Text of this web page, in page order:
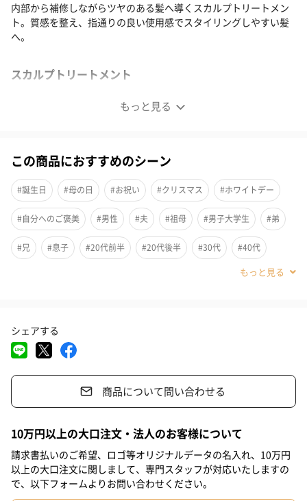
もっと見る
内部から補修しながらツヤのある髪へ導くスカルプトリートメン
ト。質感を整え、指通りの良い使用感でスタイリングしやすい髪
へ。
スカルプトリートメント
サロン品質処方スカルプトリートメント
プロが本気で頭皮と毛髪について考え、こだわり抜いたスカルプ
トリートメント。 スカルプ特有の「きしみ」「スースー感」がな
い使用感で男女どなたでもお使いいただける仕様に仕上げまし
た。
この商品におすすめのシーン
#誕生日 #母の日 #お祝い #クリスマス #ホワイトデー
#自分へのご褒美 #男性 #夫 #祖母 #男子大学生 #弟
#兄 #息子 #20代前半 #20代後半 #30代 #40代
シェアする
商品について問い合わせる
10万円以上の大口注文・法人のお客様について
請求書払いのご希望、ロゴ等オリジナルデータの名入れ、10万円
以上の大口注文に関しまして、専門スタッフが対応いたしますの
で、以下フォームよりお問い合わせください。